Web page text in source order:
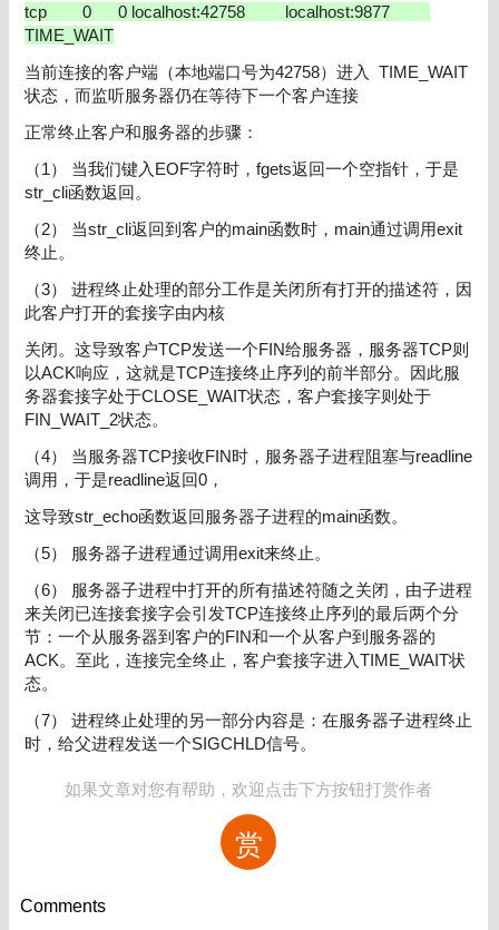
tcp 0 0 localhost:42758 localhost:9877
TIME_WAIT
当前连接的客户端（本地端口号为42758）进入 TIME_WAIT
状态，而监听服务器仍在等待下一个客户连接
正常终止客户和服务器的步骤：
（1） 当我们键入EOF字符时，fgets返回一个空指针，于是
str_cli函数返回。
（2） 当str_cli返回到客户的main函数时，main通过调用exit
终止。
（3） 进程终止处理的部分工作是关闭所有打开的描述符，因
此客户打开的套接字由内核
关闭。这导致客户TCP发送一个FIN给服务器，服务器TCP则
以ACK响应，这就是TCP连接终止序列的前半部分。因此服
务器套接字处于CLOSE_WAIT状态，客户套接字则处于
FIN_WAIT_2状态。
（4） 当服务器TCP接收FIN时，服务器子进程阻塞与readline
调用，于是readline返回0，
这导致str_echo函数返回服务器子进程的main函数。
（5） 服务器子进程通过调用exit来终止。
（6） 服务器子进程中打开的所有描述符随之关闭，由子进程
来关闭已连接套接字会引发TCP连接终止序列的最后两个分
节：一个从服务器到客户的FIN和一个从客户到服务器的
ACK。至此，连接完全终止，客户套接字进入TIME_WAIT状
态。
（7） 进程终止处理的另一部分内容是：在服务器子进程终止
时，给父进程发送一个SIGCHLD信号。
如果文章对您有帮助，欢迎点击下方按钮打赏作者
赏
Comments